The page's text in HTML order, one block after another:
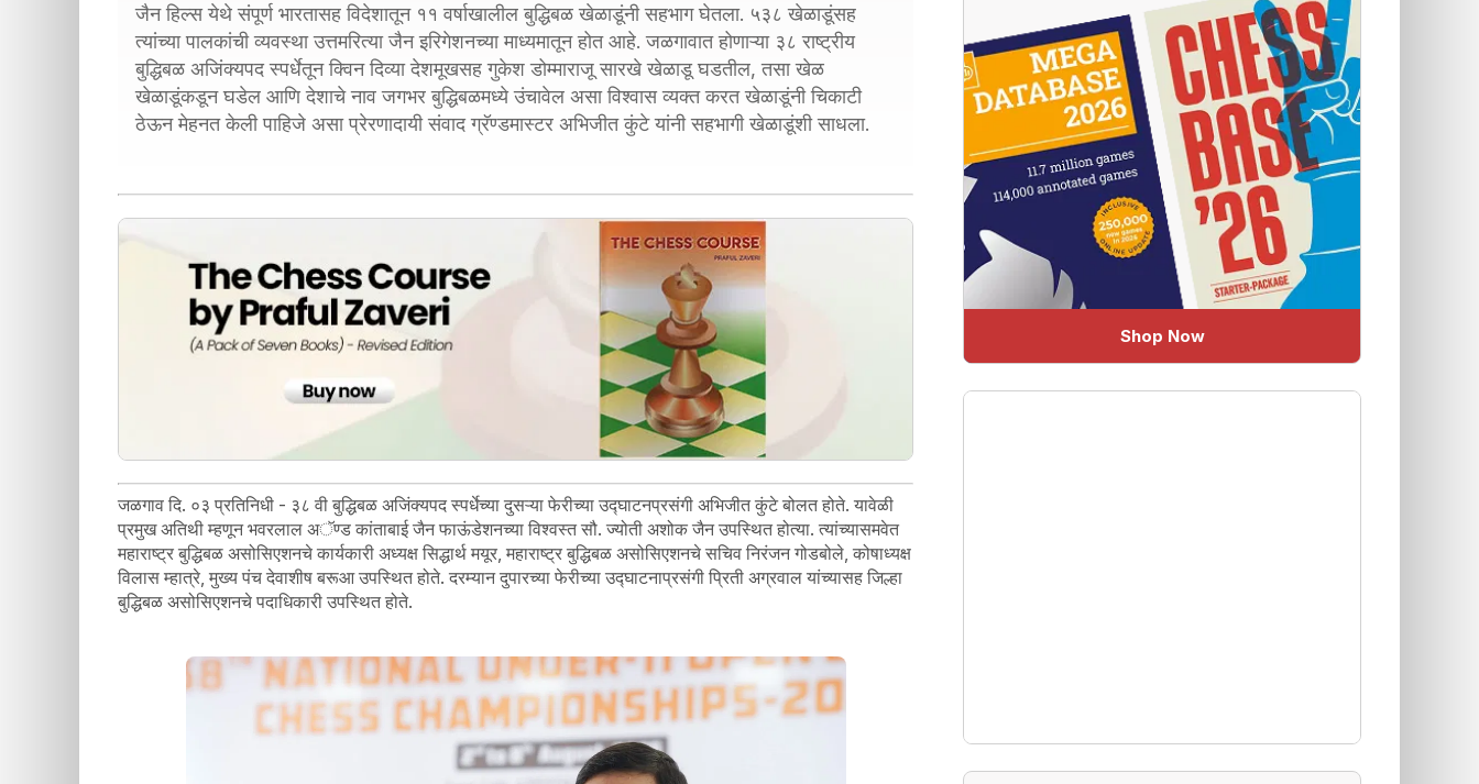
जैन हिल्स येथे संपूर्ण भारतासह विदेशातून ११ वर्षाखालील बुद्धिबळ खेळाडूंनी सहभाग घेतला. ५३८ खेळाडूंसह
त्यांच्या पालकांची व्यवस्था उत्तमरित्या जैन इरिगेशनच्या माध्यमातून होत आहे. जळगावात होणाऱ्या ३८ राष्ट्रीय
बुद्धिबळ अजिंक्यपद स्पर्धेतून क्विन दिव्या देशमूखसह गुकेश डोम्माराजू सारखे खेळाडू घडतील, तसा खेळ
खेळाडूंकडून घडेल आणि देशाचे नाव जगभर बुद्धिबळमध्ये उंचावेल असा विश्वास व्यक्त करत खेळाडूंनी चिकाटी
ठेऊन मेहनत केली पाहिजे असा प्रेरणादायी संवाद ग्रॅण्डमास्टर अभिजीत कुंटे यांनी सहभागी खेळाडूंशी साधला.
जळगाव दि. ०३ प्रतिनिधी - ३८ वी बुद्धिबळ अजिंक्यपद स्पर्धेच्या दुसऱ्या फेरीच्या उद्घाटनप्रसंगी अभिजीत कुंटे बोलत होते. यावेळी
प्रमुख अतिथी म्हणून भवरलाल अॅण्ड कांताबाई जैन फाऊंडेशनच्या विश्वस्त सौ. ज्योती अशोक जैन उपस्थित होत्या. त्यांच्यासमवेत
महाराष्ट्र बुद्धिबळ असोसिएशनचे कार्यकारी अध्यक्ष सिद्धार्थ मयूर, महाराष्ट्र बुद्धिबळ असोसिएशनचे सचिव निरंजन गोडबोले, कोषाध्यक्ष
विलास म्हात्रे, मुख्य पंच देवाशीष बरूआ उपस्थित होते. दरम्यान दुपारच्या फेरीच्या उद्घाटनाप्रसंगी प्रिती अग्रवाल यांच्यासह जिल्हा
बुद्धिबळ असोसिएशनचे पदाधिकारी उपस्थित होते.
Shop Now